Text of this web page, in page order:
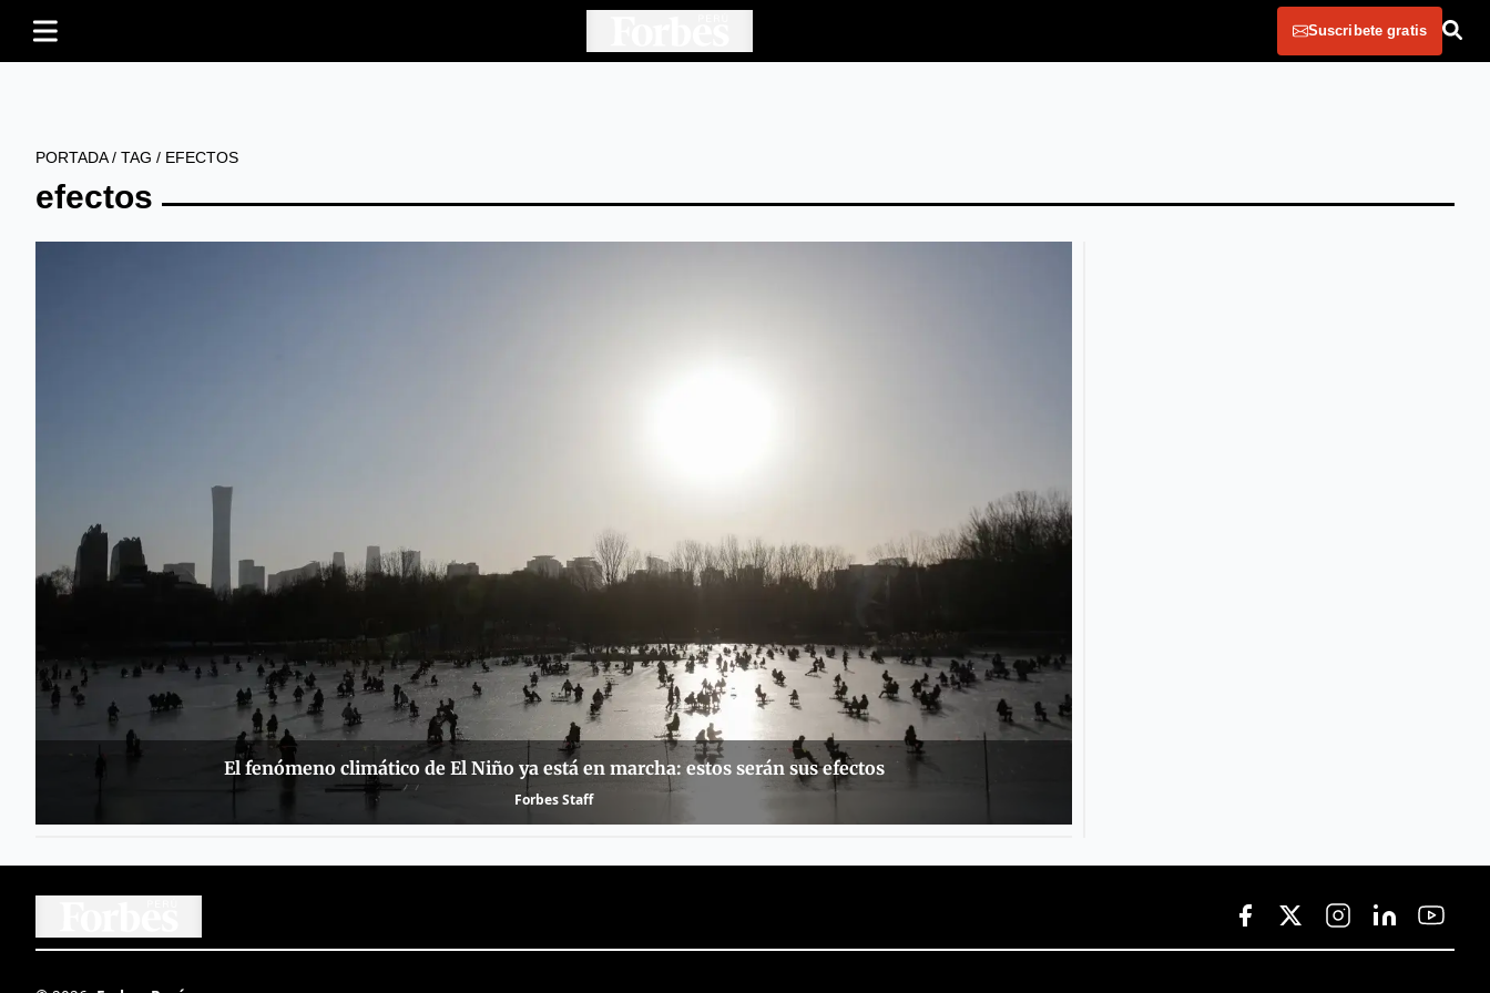
Suscribete gratis
PORTADA/ TAG / EFECTOS
efectos
El fenómeno climático de El Niño ya está en marcha: estos serán sus efectos
Forbes Staff